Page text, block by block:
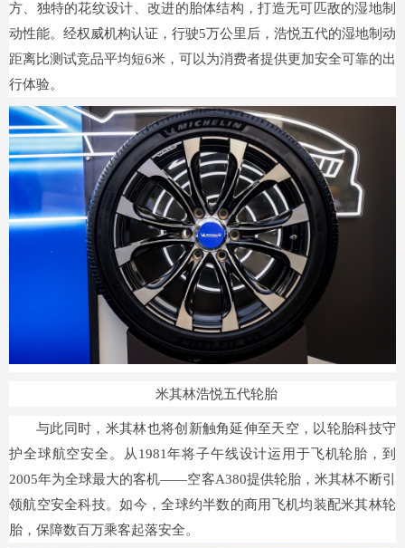
方、独特的花纹设计、改进的胎体结构，打造无可匹敌的湿地制
动性能。经权威机构认证，行驶5万公里后，浩悦五代的湿地制动
距离比测试竞品平均短6米，可以为消费者提供更加安全可靠的出
行体验。
米其林浩悦五代轮胎
与此同时，米其林也将创新触角延伸至天空，以轮胎科技守
护全球航空安全。从1981年将子午线设计运用于飞机轮胎，到
2005年为全球最大的客机——空客A380提供轮胎，米其林不断引
领航空安全科技。如今，全球约半数的商用飞机均装配米其林轮
胎，保障数百万乘客起落安全。